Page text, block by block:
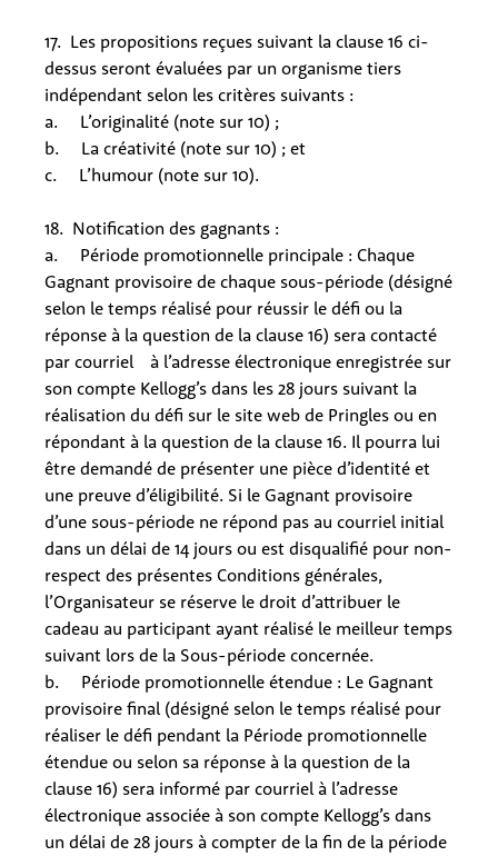
17. Les propositions reçues suivant la clause 16 ci-
dessus seront évaluées par un organisme tiers
indépendant selon les critères suivants :
a. L’originalité (note sur 10) ;
b. La créativité (note sur 10) ; et
c. L’humour (note sur 10).
18. Notification des gagnants :
a. Période promotionnelle principale : Chaque
Gagnant provisoire de chaque sous-période (désigné
selon le temps réalisé pour réussir le défi ou la
réponse à la question de la clause 16) sera contacté
par courriel
à l’adresse électronique enregistrée sur
son compte Kellogg’s dans les 28 jours suivant la
réalisation du défi sur le site web de Pringles ou en
répondant à la question de la clause 16. Il pourra lui
être demandé de présenter une pièce d’identité et
une preuve d’éligibilité. Si le Gagnant provisoire
d’une sous-période ne répond pas au courriel initial
dans un délai de 14 jours ou est disqualifié pour non-
respect des présentes Conditions générales,
l’Organisateur se réserve le droit d’attribuer le
cadeau au participant ayant réalisé le meilleur temps
suivant lors de la Sous-période concernée.
b. Période promotionnelle étendue : Le Gagnant
provisoire final (désigné selon le temps réalisé pour
réaliser le défi pendant la Période promotionnelle
étendue ou selon sa réponse à la question de la
clause 16) sera informé par courriel à l’adresse
électronique associée à son compte Kellogg’s dans
un délai de 28 jours à compter de la fin de la période